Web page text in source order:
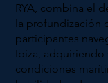
RYA, combina el
la profundización
participantes
Ibiza, adquiriendo
condiciones